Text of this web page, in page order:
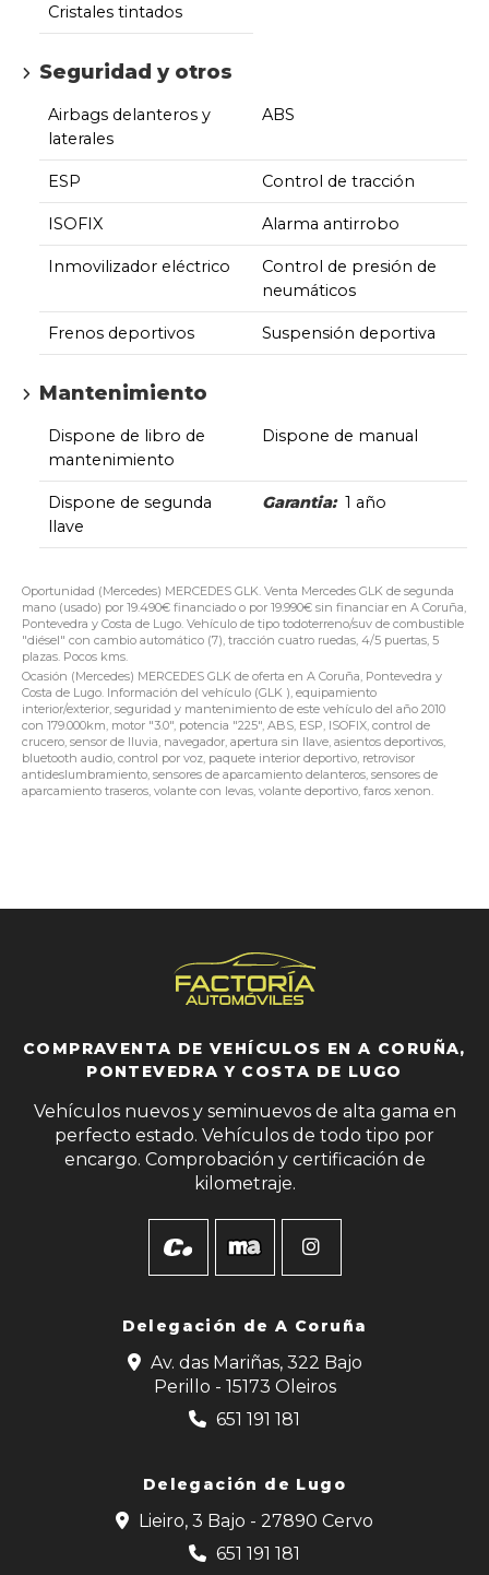
Cristales tintados
Seguridad y otros
Airbags delanteros y
laterales
ABS
ESP Control de tracción
ISOFIX Alarma antirrobo
Inmovilizador eléctrico
Control de presión de
neumáticos
Frenos deportivos Suspensión deportiva
Mantenimiento
Dispone de libro de
mantenimiento
Dispone de manual
Dispone de segunda
llave
Garantia: 1 año
Oportunidad (Mercedes) MERCEDES GLK. Venta Mercedes GLK de segunda
mano (usado) por 19.490€ financiado o por 19.990€ sin financiar en A Coruña,
Pontevedra y Costa de Lugo. Vehículo de tipo todoterreno/suv de combustible
"diésel" con cambio automático (7), tracción cuatro ruedas, 4/5 puertas, 5
plazas. Pocos kms.
Ocasión (Mercedes) MERCEDES GLK de oferta en A Coruña, Pontevedra y
Costa de Lugo. Información del vehículo (GLK ), equipamiento
interior/exterior, seguridad y mantenimiento de este vehículo del año 2010
con 179.000km, motor "3.0", potencia "225", ABS, ESP, ISOFIX, control de
crucero, sensor de lluvia, navegador, apertura sin llave, asientos deportivos,
bluetooth audio, control por voz, paquete interior deportivo, retrovisor
antideslumbramiento, sensores de aparcamiento delanteros, sensores de
aparcamiento traseros, volante con levas, volante deportivo, faros xenon.
COMPRAVENTA DE VEHÍCULOS EN A CORUÑA,
PONTEVEDRA Y COSTA DE LUGO
Vehículos nuevos y seminuevos de alta gama en
perfecto estado. Vehículos de todo tipo por
encargo. Comprobación y certificación de
kilometraje.
Delegación deA Coruña
Av. das Mariñas, 322 Bajo
Perillo - 15173 Oleiros
651 191 181
Delegación de Lugo
Lieiro, 3 Bajo - 27890 Cervo
651 191 181